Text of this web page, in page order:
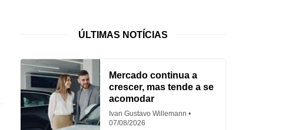
ÚLTIMAS NOTÍCIAS
Mercado continua a
crescer, mas tende a se
acomodar
Ivan Gustavo Willemann
07/08/2026